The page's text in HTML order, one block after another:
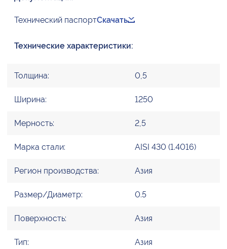
Технический паспортСкачать
Технические характеристики:
Толщина: 0,5
Ширина: 1250
Мерность: 2,5
Марка стали: AISI 430 (1.4016)
Регион производства: Азия
Размер/Диаметр: 0.5
Поверхность: Азия
Тип: Азия